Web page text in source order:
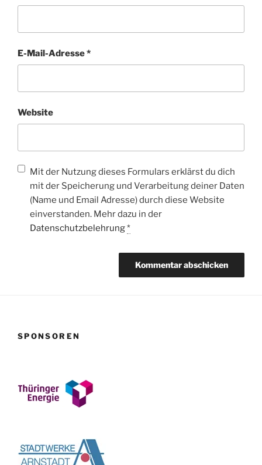
E-Mail-Adresse*
Website
Mit der Nutzung dieses Formulars erklärst du dich
mit der Speicherung und Verarbeitung deiner Daten
(Name und Email Adresse) durch diese Website
einverstanden. Mehr dazu in der
Datenschutzbelehrung*
SPONSOREN